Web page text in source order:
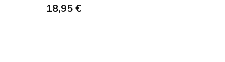
18,95 €